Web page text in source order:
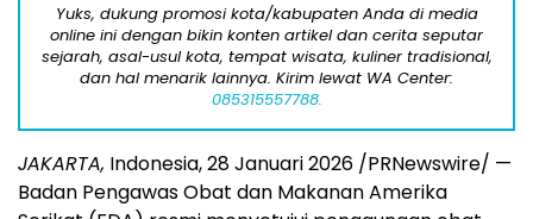
Yuks, dukung promosi kota/kabupaten Anda di media
online ini dengan bikin konten artikel dan cerita seputar
sejarah, asal-usul kota, tempat wisata, kuliner tradisional,
dan hal menarik lainnya. Kirim lewat WA Center:
085315557788.
JAKARTA, Indonesia, 28 Januari 2026 /PRNewswire/ —
Badan Pengawas Obat dan Makanan Amerika